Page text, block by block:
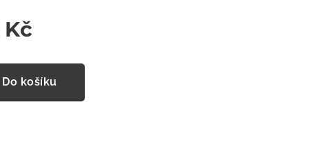
Kč
Do košíku